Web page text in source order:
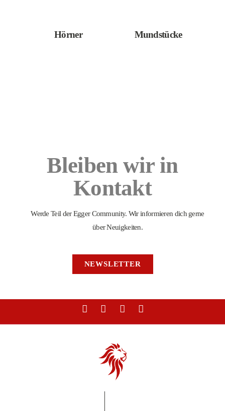
Hörner Mundstücke
Bleiben wir in
Kontakt
Werde Teil der Egger Community. Wir informieren dich gerne
über Neuigkeiten.
NEWSLETTER